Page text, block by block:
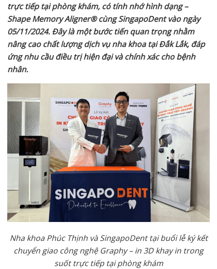
trực tiếp tại phòng khám, có tính nhớ hình dạng –
Shape Memory Aligner® cùng SingapoDentvào ngày
05/11/2024. Đây là một bước tiến quan trọng nhằm
nâng cao chất lượng dịch vụ nha khoa tại Đắk Lắk, đáp
ứng nhu cầu điều trị hiện đại và chính xác cho bệnh
nhân.
Nha khoa Phúc Thịnh và SingapoDent tại buổi lễ ký kết
chuyển giao công nghệ Graphy – in 3D khay in trong
suốt trực tiếp tại phòng khám